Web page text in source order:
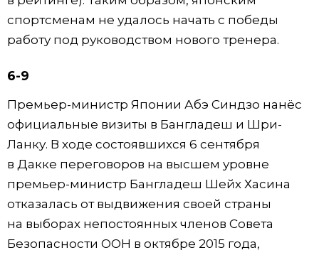
спортсменам не удалось начать с победы
работу под руководством нового тренера.
6-9
Премьер-министр Японии Абэ Синдзо нанёс
официальные визиты в Бангладеш и Шри-
Ланку. В ходе состоявшихся 6 сентября
в Дакке переговоров на высшем уровне
премьер-министр Бангладеш Шейх Хасина
отказалась от выдвижения своей страны
на выборах непостоянных членов Совета
Безопасности ООН в октябре 2015 года,